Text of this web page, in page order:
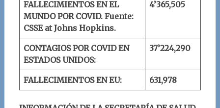
FALLECIMIENTOS EN EL
MUNDO POR COVID. Fuente:
CSSE at Johns Hopkins.
4’365,505
CONTAGIOS POR COVID EN
ESTADOS UNIDOS:
37’224,290
FALLECIMIENTOS EN EU: 631,978